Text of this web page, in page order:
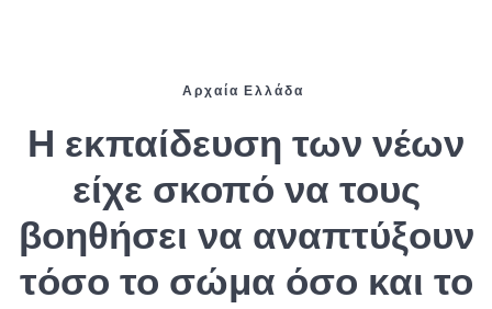
Αρχαία Ελλάδα
Η εκπαίδευση των νέων
είχε σκοπό να τους
βοηθήσει να αναπτύξουν
τόσο το σώμα όσο και το